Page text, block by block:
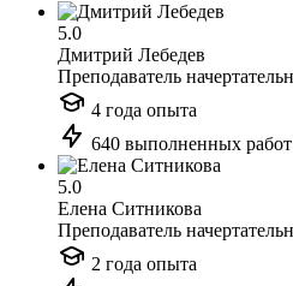
5.0
Дмитрий Лебедев
Преподаватель
4 года опыта
640 выполненных работ
5.0
Елена Ситникова
Преподаватель
2 года опыта